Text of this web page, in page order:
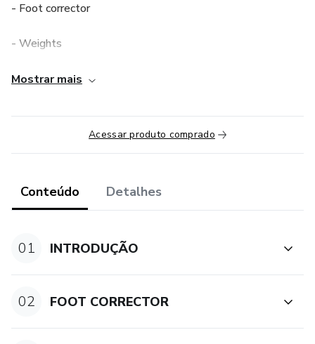
- Foot corrector
- Weights
- Push Up Device
- Bean bag
- Toe Corrector
- Airplane Board
Mostrar mais
Acessar produto comprado
Conteúdo Detalhes
01 INTRODUÇÃO
02 FOOT CORRECTOR